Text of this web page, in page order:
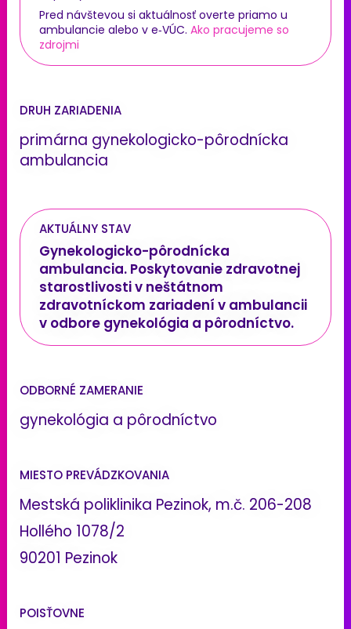
Pred návštevou si aktuálnosť overte priamo u
ambulancie alebo v e‑VÚC. Ako pracujeme so
zdrojmi
DRUH ZARIADENIA
primárna gynekologicko-pôrodnícka
ambulancia
AKTUÁLNY STAV
Gynekologicko-pôrodnícka
ambulancia. Poskytovanie zdravotnej
starostlivosti v neštátnom
zdravotníckom zariadení v ambulancii
v odbore gynekológia a pôrodníctvo.
ODBORNÉ ZAMERANIE
gynekológia a pôrodníctvo
MIESTO PREVÁDZKOVANIA
Mestská poliklinika Pezinok, m.č. 206-208
Hollého 1078/2
90201 Pezinok
POISŤOVNE